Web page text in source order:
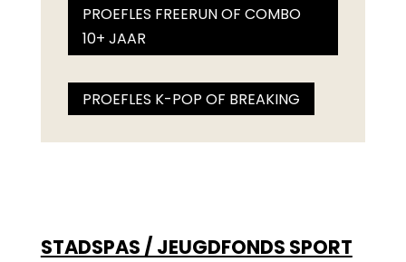
PROEFLES FREERUN OF COMBO
10+ JAAR
PROEFLES K-POP OF BREAKING
STADSPAS / JEUGDFONDS SPORT